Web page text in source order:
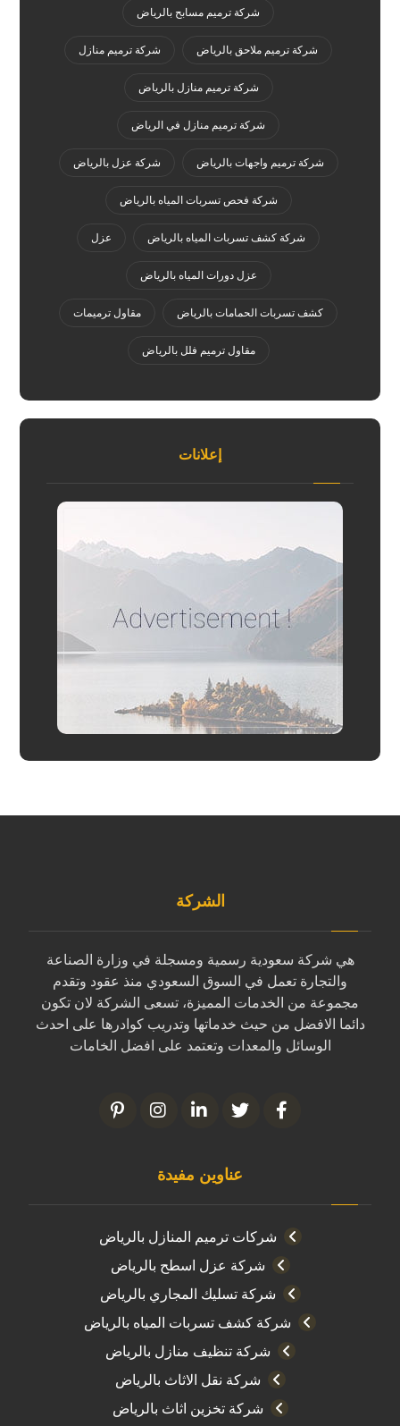
شركة ترميم مسابح بالرياض
شركة ترميم ملاحق بالرياض شركة ترميم منازل
شركة ترميم منازل بالرياض
شركة ترميم منازل في الرياض
شركة ترميم واجهات بالرياض شركة عزل بالرياض
شركة فحص تسربات المياه بالرياض
شركة كشف تسربات المياه بالرياض عزل
عزل دورات المياه بالرياض
كشف تسربات الحمامات بالرياض مقاول ترميمات
مقاول ترميم فلل بالرياض
إعلانات
الشركة
هي شركة سعودية رسمية ومسجلة في وزارة الصناعة
والتجارة تعمل في السوق السعودي منذ عقود وتقدم
مجموعة من الخدمات المميزة، تسعى الشركة لان تكون
دائما الافضل من حيث خدماتها وتدريب كوادرها على احدث
الوسائل والمعدات وتعتمد على افضل الخامات
عناوين مفيدة
شركات ترميم المنازل بالرياض
شركة عزل اسطح بالرياض
شركة تسليك المجاري بالرياض
شركة كشف تسربات المياه بالرياض
شركة تنظيف منازل بالرياض
شركة نقل الاثاث بالرياض
شركة تخزين اثاث بالرياض